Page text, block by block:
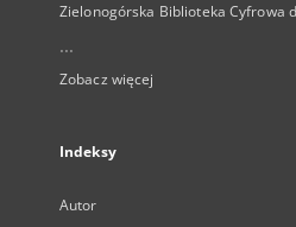
Zielonogórska Biblioteka Cyfrowa
...
Zobacz więcej
Indeksy
Autor